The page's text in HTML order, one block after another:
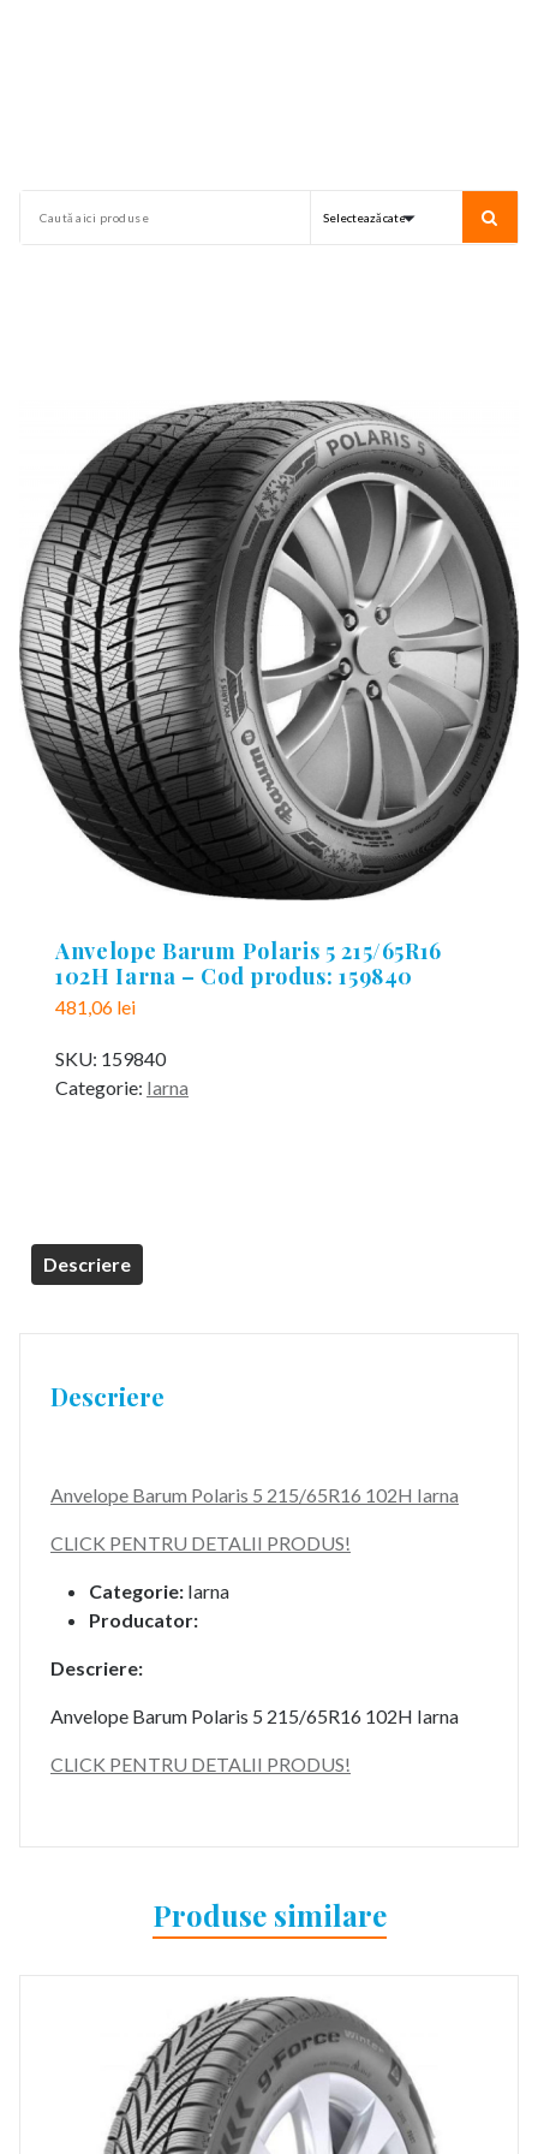
Anvelope Barum Polaris 5 215/65R16
102H Iarna – Cod produs: 159840
481,06 lei
SKU: 159840
Categorie: Iarna
Descriere
Descriere
Anvelope Barum Polaris 5 215/65R16 102H Iarna
CLICK PENTRU DETALII PRODUS!
Categorie: Iarna
Producator:
Descriere:
Anvelope Barum Polaris 5 215/65R16 102H Iarna
CLICK PENTRU DETALII PRODUS!
Produse similare